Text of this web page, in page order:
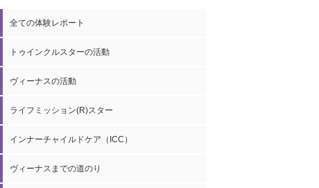
全ての体験レポート
トゥインクルスターの活動
ヴィーナスの活動
ライフミッション(R)スター
インナーチャイルドケア（ICC）
ヴィーナスまでの道のり